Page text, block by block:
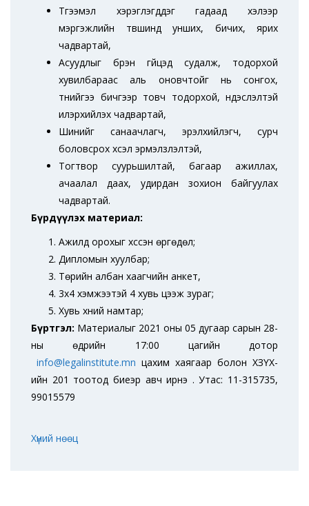
Түгээмэл хэрэглэгддэг гадаад хэлээр
мэргэжлийн түвшинд унших, бичих, ярих
чадвартай,
Асуудлыг бүрэн гүйцэд судалж, тодорхой
хувилбараас аль оновчтойг нь сонгох,
түүнийгээ бичгээр товч тодорхой, үндэслэлтэй
илэрхийлэх чадвартай,
Шинийг санаачлагч, эрэлхийлэгч, сурч
боловсрох хүсэл эрмэлзлэлтэй,
Тогтвор суурьшилтай, багаар ажиллах,
ачаалал даах, удирдан зохион байгуулах
чадвартай.
Бүрдүүлэх материал:
Ажилд орохыг хүссэн өргөдөл;
Дипломын хуулбар;
Төрийн албан хаагчийн анкет,
3х4 хэмжээтэй 4 хувь цээж зураг;
Хувь хүний намтар;
Бүртгэл: Материалыг 2021 оны 05 дугаар сарын 28-
ны өдрийн 17:00 цагийн дотор
info@legalinstitute.mn цахим хаягаар болон ХЗҮХ-
ийн 201 тоотод биеэр авч ирнэ үү. Утас: 11-315735,
99015579
Хүний нөөц